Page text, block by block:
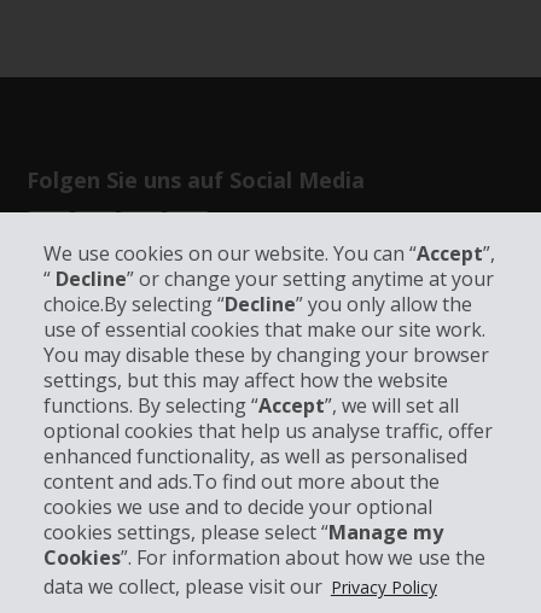
We use cookies on our website. You can “Accept”,
“ Decline” or change your setting anytime at your
choice.By selecting “Decline” you only allow the
use of essential cookies that make our site work.
You may disable these by changing your browser
settings, but this may affect how the website
functions. By selecting “Accept”, we will set all
optional cookies that help us analyse traffic, offer
enhanced functionality, as well as personalised
content and ads.To find out more about the
cookies we use and to decide your optional
cookies settings, please select “Manage my
Cookies”. For information about how we use the
data we collect, please visit our Privacy Policy
Folgen Sie uns auf Social Media
Unternehmensinformation
Partner
Kundenservice
Mieten bei Hertz